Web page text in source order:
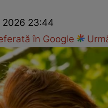
2026 23:44
în Google